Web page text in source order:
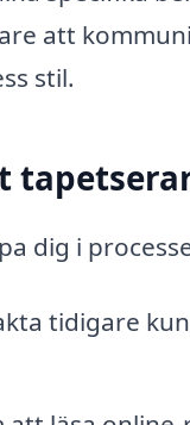
att
stil.
dig i
tidigare